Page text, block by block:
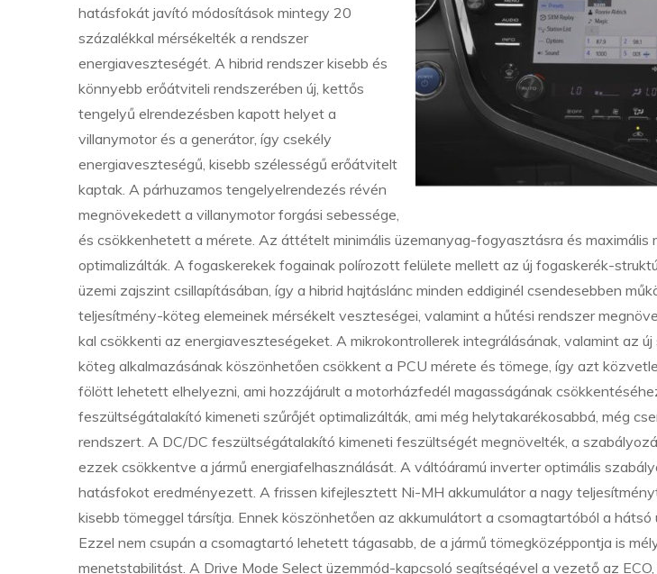
hatásfokát javító módosítások mintegy 20
százalékkal mérsékelték a rendszer
energiaveszteségét. A hibrid rendszer kisebb és
könnyebb erőátviteli rendszerében új, kettős
tengelyű elrendezésben kapott helyet a
villanymotor és a generátor, így csekély
energiaveszteségű, kisebb szélességű erőátvitelt
kaptak. A párhuzamos tengelyelrendezés révén
megnövekedett a villanymotor forgási sebessége,
és csökkenhetett a mérete. Az áttételt minimális üzemanyag-fogyasztásra és maximális
optimalizálták. A fogaskerekek fogainak polírozott felülete mellett az új fogaskerék-
üzemi zajszint csillapításában, így a hibrid hajtáslánc minden eddiginél csendesebben
teljesítmény-köteg elemeinek mérsékelt veszteségei, valamint a hűtési rendszer
kal csökkenti az energiaveszteségeket. A mikrokontrollerek integrálásának, valamint az
köteg alkalmazásának köszönhetően csökkent a PCU mérete és tömege, így azt
fölött lehetett elhelyezni, ami hozzájárult a motorházfedél magasságának
feszültségátalakító kimeneti szűrőjét optimalizálták, ami még helytakarékosabbá, még
rendszert. A DC/DC feszültségátalakító kimeneti feszültségét megnövelték, a
ezzek csökkentve a jármű energiafelhasználását. A váltóáramú inverter optimális
hatásfokot eredményezett. A frissen kifejlesztett Ni-MH akkumulátor a nagy
kisebb tömeggel társítja. Ennek köszönhetően az akkumulátort a csomagtartóból a
Ezzel nem csupán a csomagtartó lehetett tágasabb, de a jármű tömegközéppontja is
menetstabilitást. A Drive Mode Select üzemmód-kapcsoló segítségével a vezető az